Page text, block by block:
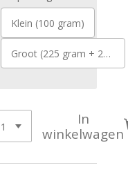
Klein (100 gram)
Groot (225 gram + 25 gram Gratis)
In
winkelwagen